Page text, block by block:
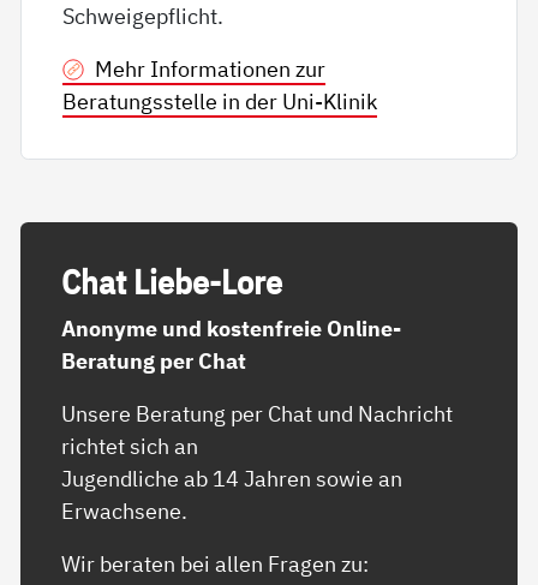
Schweigepflicht.
Mehr Informationen zur
Beratungsstelle in der Uni-Klinik
Chat Lie­be-Lo­re
Anonyme und kostenfreie Online-
Beratung per Chat
Unsere Beratung per Chat und Nachricht
richtet sich an
Jugendliche ab 14 Jahren sowie an
Erwachsene.
Wir beraten bei allen Fragen zu: